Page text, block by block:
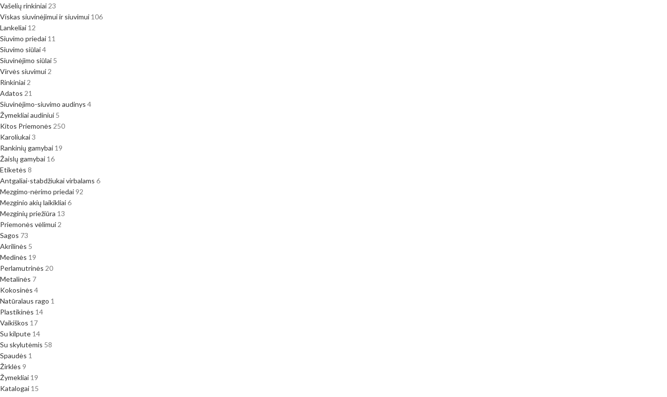
Vašelių rinkiniai 23
Viskas siuvinėjimui ir siuvimui 106
Lankeliai 12
Siuvimo priedai 11
Siuvimo siūlai4
Siuvinėjimo siūlai 5
Virvės siuvimui 2
Rinkiniai 2
Adatos 21
Siuvinėjimo-siuvimo audinys 4
Žymekliai audiniui 5
Kitos Priemonės 250
Karoliukai3
Rankinių gamybai 19
Žaislų gamybai 16
Etiketės 8
Antgaliai-stabdžiukai virbalams 6
Mezgimo-nėrimo priedai 92
Mezginio akių laikikliai6
Mezginių priežiūra 13
Priemonės vėlimui 2
Sagos 73
Akrilinės 5
Medinės 19
Perlamutrinės 20
Metalinės 7
Kokosinės 4
Natūralaus rago 1
Plastikinės 14
Vaikiškos 17
Su kilpute 14
Su skylutėmis 58
Spaudės 1
Žirklės 9
Žymekliai 19
Katalogai 15